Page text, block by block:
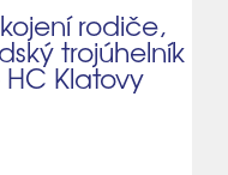
rodiče,
trojúhelník
Klatovy